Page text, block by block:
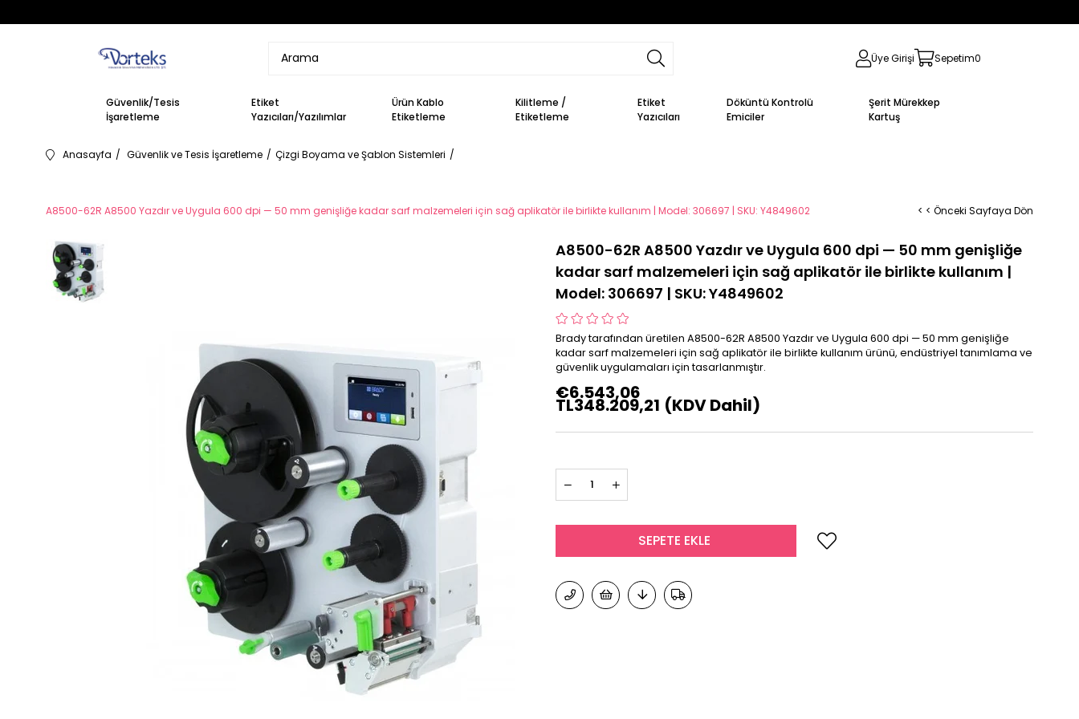
Üye Girişi Sepetim0
Güvenlik/Tesis
İşaretleme
Etiket
Yazıcıları/Yazılımlar
Ürün Kablo
Etiketleme
Kilitleme /
Etiketleme
Etiket
Yazıcıları
Döküntü Kontrolü
Emiciler
Şerit Mürekkep
Kartuş
Anasayfa Güvenlik ve Tesis İşaretleme Çizgi Boyama ve Şablon Sistemleri
A8500-62R A8500 Yazdır ve Uygula 600 dpi — 50 mm genişliğe kadar sarf malzemeleri için sağ aplikatör ile birlikte kullanım | Model: 306697 | SKU: Y4849602 < < Önceki Sayfaya Dön
A8500-62R A8500 Yazdır ve Uygula 600 dpi — 50 mm genişliğe
kadar sarf malzemeleri için sağ aplikatör ile birlikte kullanım |
Model: 306697 | SKU: Y4849602
Brady tarafından üretilen A8500-62R A8500 Yazdır ve Uygula 600 dpi — 50 mm genişliğe
kadar sarf malzemeleri için sağ aplikatör ile birlikte kullanım ürünü, endüstriyel tanımlama ve
güvenlik uygulamaları için tasarlanmıştır.
€6.543,06
TL348.209,21 (KDV Dahil)